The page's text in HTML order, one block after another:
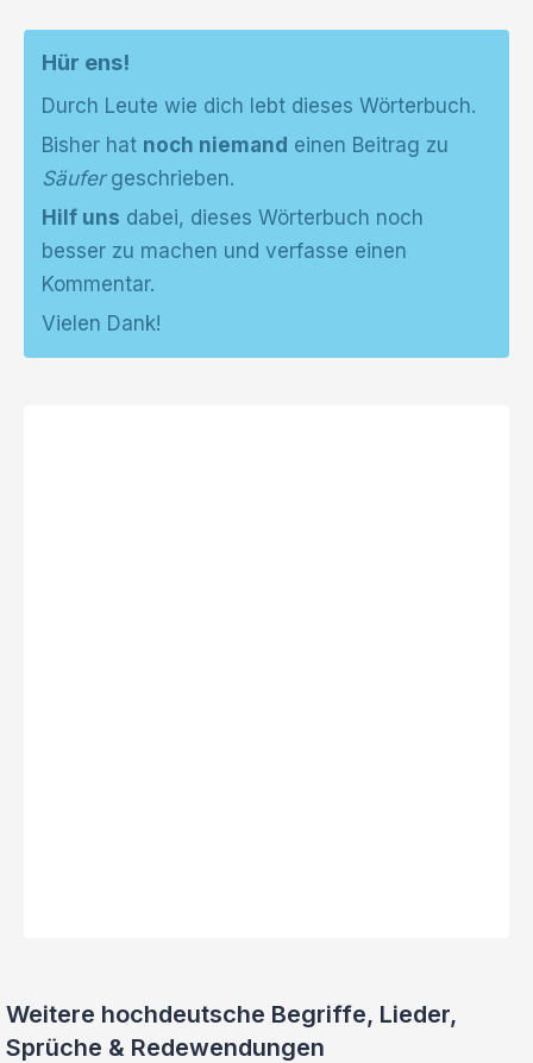
Hür ens!
Durch Leute wie dich lebt dieses Wörterbuch.
Bisher hat noch niemand einen Beitrag zu
Säufergeschrieben.
Hilf uns dabei, dieses Wörterbuch noch
besser zu machen und verfasse einen
Kommentar.
Vielen Dank!
Weitere hochdeutsche Begriffe, Lieder,
Sprüche & Redewendungen